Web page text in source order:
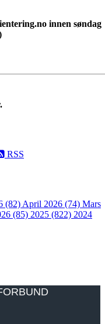
innen søndag
RSS
(82) April 2026 (74) Mars
(85) 2025 (822) 2024